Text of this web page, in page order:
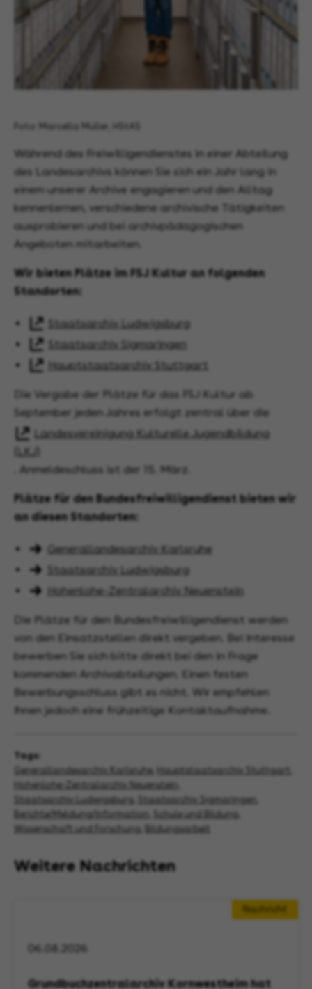
Foto: Marcella Müller, HStAS
Während des Freiwilligendienstes in einer Abteilung
des Landesarchivs können Sie sich ein Jahr lang in
einem unserer Archive engagieren und den Alltag
kennenlernen, verschiedene archivische Tätigkeiten
ausprobieren und bei archivpädagogischen
Angeboten mitarbeiten.
Wir bieten Plätze im FSJ Kultur an folgenden
Standorten:
Staatsarchiv Ludwigsburg
Staatsarchiv Sigmaringen
Hauptstaatsarchiv Stuttgart
Die Vergabe der Plätze für das FSJ Kultur ab
September jeden Jahres erfolgt zentral über die
Landesvereinigung Kulturelle Jugendbildung
(LKJ)
. Anmeldeschluss ist der 15. März.
Plätze für den Bundesfreiwilligendienst bieten wir
an diesen Standorten:
Generallandesarchiv Karlsruhe
Staatsarchiv Ludwigsburg
Hohenlohe-Zentralarchiv Neuenstein
Die Plätze für den Bundesfreiwilligendienst werden
von den Einsatzstellen direkt vergeben. Bei Interesse
bewerben Sie sich bitte direkt bei den in Frage
kommenden Archivabteilungen. Einen festen
Bewerbungsschluss gibt es nicht. Wir empfehlen
Ihnen jedoch eine frühzeitige Kontaktaufnahme.
Tags:
Generallandesarchiv Karlsruhe
Hauptstaatsarchiv Stuttgart
Hohenlohe-Zentralarchiv Neuenstein
Staatsarchiv Ludwigsburg
Staatsarchiv Sigmaringen
Berichte/Meldung/Information
Schule und Bildung
Wissenschaft und Forschung
Bildungsarbeit
Weitere Nachrichten
Nachricht
06.08.2026
Grundbuchzentralarchiv Kornwestheim hat